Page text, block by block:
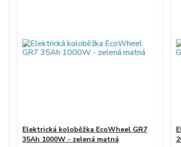
Elektrická koloběžka EcoWheel GR7
35Ah 1000W - zelená matná